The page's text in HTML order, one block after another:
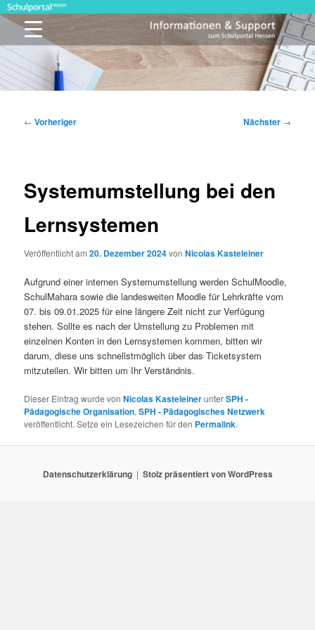
Zum
primären
springenSchulportal Hessen
Beitragsnavigation
← Vorheriger Nächster →
Systemumstellung bei den
Lernsystemen
Veröffentlicht am20. Dezember 2024vonNicolas Kasteleiner
Aufgrund einer internen Systemumstellung werden SchulMoodle,
SchulMahara sowie die landesweiten Moodle für Lehrkräfte vom
07. bis 09.01.2025 für eine längere Zeit nicht zur Verfügung
stehen. Sollte es nach der Umstellung zu Problemen mit
einzelnen Konten in den Lernsystemen kommen, bitten wir
darum, diese uns schnellstmöglich über das Ticketsystem
mitzuteilen. Wir bitten um Ihr Verständnis.
Dieser Eintrag wurde vonNicolas KasteleinerunterSPH -
Pädagogische Organisation,SPH - Pädagogisches Netzwerk
veröffentlicht. Setze ein Lesezeichen für den Permalink.
Datenschutzerklärung Stolz präsentiert von WordPress